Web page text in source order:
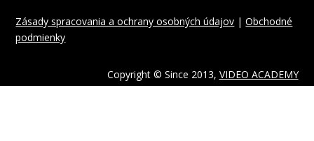
Zásady spracovania a ochrany osobných údajov |Obchodné
podmienky
Copyright © Since 2013, VIDEO ACADEMY